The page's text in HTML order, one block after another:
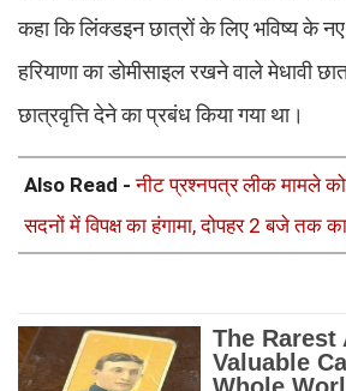
कहा कि लिंक्डइन छात्रों के लिए भविष्य के
हरियाणा का डोमीसाइल रखने वाले मेधावी
छात्रवृत्ति देने का प्रबंध किया गया था।
Also Read -नीट प्रश्नपत्र लीक मामले
सदनों में विपक्ष का हंगामा, दोपहर 2 बजे तक